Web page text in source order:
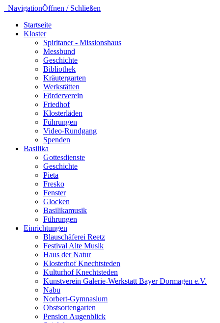
NavigationÖffnen / Schließen
Startseite
Kloster
Spiritaner - Missionshaus
Messbund
Geschichte
Bibliothek
Kräutergarten
Werkstätten
Förderverein
Friedhof
Klosterläden
Führungen
Video-Rundgang
Spenden
Basilika
Gottesdienste
Geschichte
Pieta
Fresko
Fenster
Glocken
Basilikamusik
Führungen
Einrichtungen
Blauschäferei Reetz
Festival Alte Musik
Haus der Natur
Klosterhof Knechtsteden
Kulturhof Knechtsteden
Kunstverein Galerie-Werkstatt Bayer Dormagen e.V.
Nabu
Norbert-Gymnasium
Obstsortengarten
Pension Augenblick